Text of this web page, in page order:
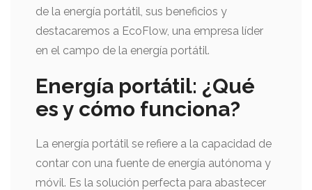
de la energía portátil, sus beneficios y
destacaremos a EcoFlow, una empresa líder
en el campo de la energía portátil.
Energía portátil: ¿Qué
es y cómo funciona?
La energía portátil se refiere a la capacidad de
contar con una fuente de energía autónoma y
móvil. Es la solución perfecta para abastecer